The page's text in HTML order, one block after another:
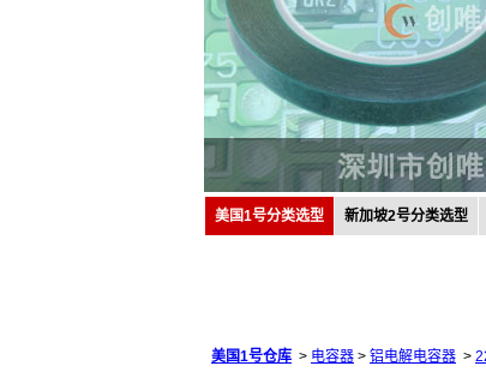
美国1号分类选型 新加坡2号分类选型
美国1号仓库 > 电容器 > 铝电解电容器 >